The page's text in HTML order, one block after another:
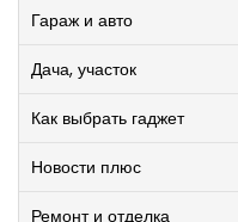
Гараж и авто
Дача, участок
Как выбрать гаджет
Новости плюс
Ремонт и отделка